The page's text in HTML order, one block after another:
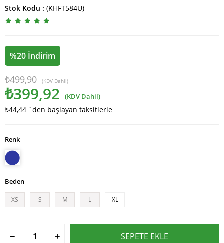
Stok Kodu (KHFT584U)
%20 İndirim
₺499,90 (KDV Dahil)
₺399,92 (KDV Dahil)
₺44,44 `den başlayan taksitlerle
Renk
Beden
XS S M L XL